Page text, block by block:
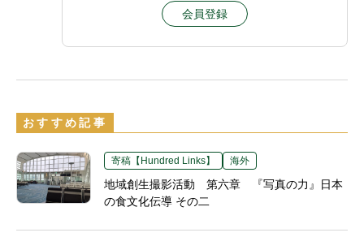
会員登録
おすすめ記事
寄稿【Hundred Links】 海外
地域創生撮影活動 第六章 『写真の力』日本
の食文化伝導 その二